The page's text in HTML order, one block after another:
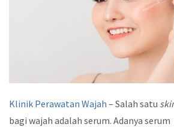
Klinik Perawatan Wajah – Salah satu
bagi wajah adalah serum. Adanya